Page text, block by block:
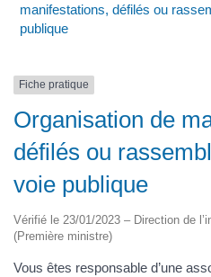
manifestations, défilés ou
publique
Fiche pratique
Organisation de
défilés ou
voie publique
Vérifié le 23/01/2023 – Direction de
(Première ministre)
Vous êtes responsable d’une